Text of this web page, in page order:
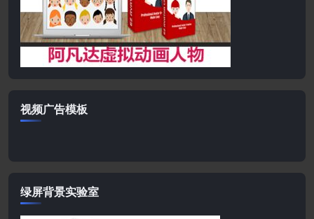
视频广告模板
绿屏背景实验室